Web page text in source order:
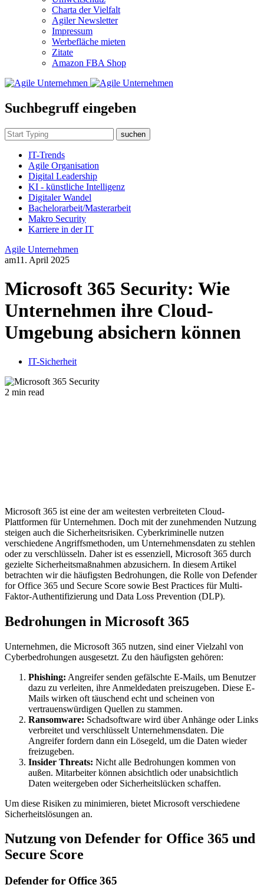
Charta der Vielfalt
Agiler Newsletter
Impressum
Werbefläche mieten
Zitate
Amazon FBA Shop
Suchbegruff eingeben
suchen
IT-Trends
Agile Organisation
Digital Leadership
KI - künstliche Intelligenz
Digitaler Wandel
Bachelorarbeit/Masterarbeit
Makro Security
Karriere in der IT
Agile Unternehmen
am11. April 2025
Microsoft 365 Security: Wie
Unternehmen ihre Cloud-
Umgebung absichern können
IT-Sicherheit
2 min read
Microsoft 365 ist eine der am weitesten verbreiteten Cloud-
Plattformen für Unternehmen. Doch mit der zunehmenden Nutzung
steigen auch die Sicherheitsrisiken. Cyberkriminelle nutzen
verschiedene Angriffsmethoden, um Unternehmensdaten zu stehlen
oder zu verschlüsseln. Daher ist es essenziell, Microsoft 365 durch
gezielte Sicherheitsmaßnahmen abzusichern. In diesem Artikel
betrachten wir die häufigsten Bedrohungen, die Rolle von Defender
for Office 365 und Secure Score sowie Best Practices für Multi-
Faktor-Authentifizierung und Data Loss Prevention (DLP).
Bedrohungen in Microsoft 365
Unternehmen, die Microsoft 365 nutzen, sind einer Vielzahl von
Cyberbedrohungen ausgesetzt. Zu den häufigsten gehören:
Phishing: Angreifer senden gefälschte E-Mails, um Benutzer
dazu zu verleiten, ihre Anmeldedaten preiszugeben. Diese E-
Mails wirken oft täuschend echt und scheinen von
vertrauenswürdigen Quellen zu stammen.
Ransomware: Schadsoftware wird über Anhänge oder Links
verbreitet und verschlüsselt Unternehmensdaten. Die
Angreifer fordern dann ein Lösegeld, um die Daten wieder
freizugeben.
Insider Threats: Nicht alle Bedrohungen kommen von
außen. Mitarbeiter können absichtlich oder unabsichtlich
Daten weitergeben oder Sicherheitslücken schaffen.
Um diese Risiken zu minimieren, bietet Microsoft verschiedene
Sicherheitslösungen an.
Nutzung von Defender for Office 365 und
Secure Score
Defender for Office 365